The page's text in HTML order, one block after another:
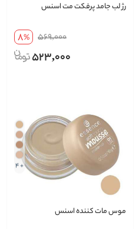
رژ لب جامد پرفکت مت اسنس
569,000
8%
523,000
+ 4
موس مات کننده اسنس